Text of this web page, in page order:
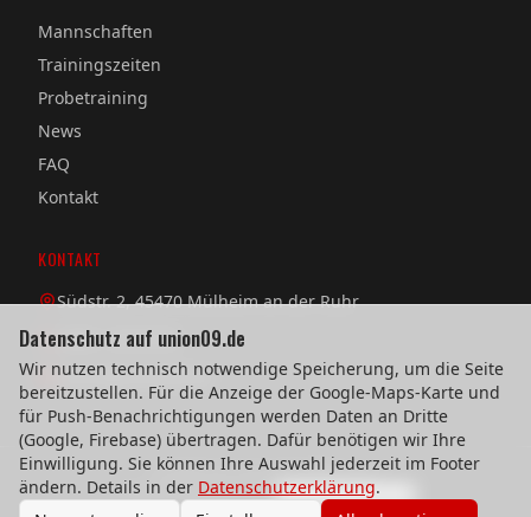
Mannschaften
Trainingszeiten
Probetraining
News
FAQ
Kontakt
KONTAKT
Südstr. 2, 45470 Mülheim an der Ruhr
0208 / 38 08 58
verein@union09.de
©2026TuS Union 09 Mülheim e.V.
Impressum DatenschutzCookie-Einstellungen
Datenschutz auf union09.de
Wir nutzen technisch notwendige Speicherung, um die Seite
bereitzustellen. Für die Anzeige der Google-Maps-Karte und
für Push-Benachrichtigungen werden Daten an Dritte
(Google, Firebase) übertragen. Dafür benötigen wir Ihre
Einwilligung. Sie können Ihre Auswahl jederzeit im Footer
ändern. Details in der Datenschutzerklärung.